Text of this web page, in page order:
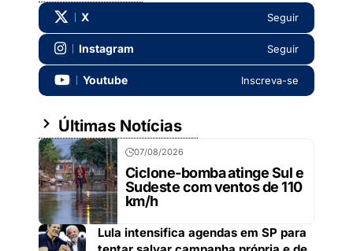
X Seguir
Instagram Seguir
Youtube Inscreva-se
Últimas Notícias
07/08/2026
Ciclone-bomba atinge Sul e
Sudeste com ventos de 110
km/h
Lula intensifica agendas em SP para